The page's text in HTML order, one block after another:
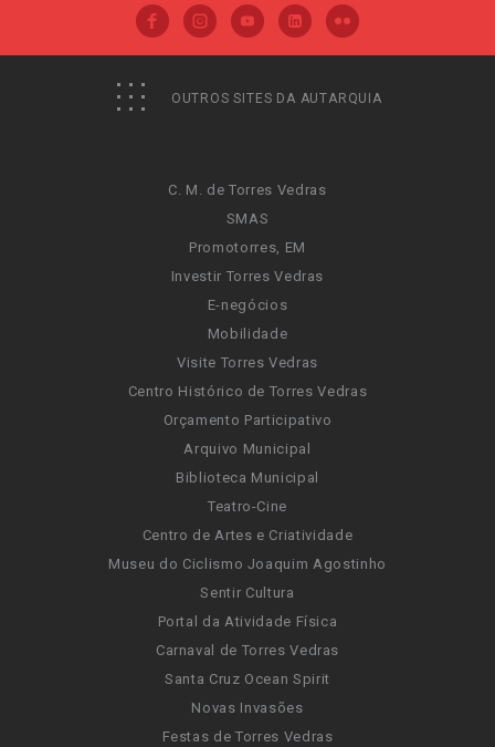
OUTROS SITES DA AUTARQUIA
C. M. de Torres Vedras
SMAS
Promotorres, EM
Investir Torres Vedras
E-negócios
Mobilidade
Visite Torres Vedras
Centro Histórico de Torres Vedras
Orçamento Participativo
Arquivo Municipal
Biblioteca Municipal
Teatro-Cine
Centro de Artes e Criatividade
Museu do Ciclismo Joaquim Agostinho
Sentir Cultura
Portal da Atividade Física
Carnaval de Torres Vedras
Santa Cruz Ocean Spirit
Novas Invasões
Festas de Torres Vedras